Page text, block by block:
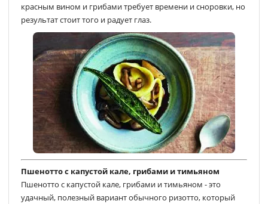
красным вином и грибами требует времени и сноровки, но
результат стоит того и радует глаз.
Пшенотто с капустой кале, грибами и тимьяном
Пшенотто с капустой кале, грибами и тимьяном - это
удачный, полезный вариант обычного ризотто, который